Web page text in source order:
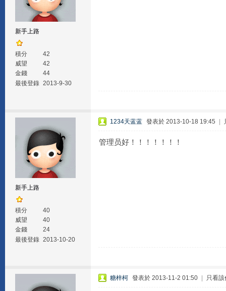
新手上路
積分
42
威望
42
金錢
44
最後登錄 2013-9-30
新手上路
積分
40
威望
40
金錢
24
最後登錄 2013-10-20
1234天蓝蓝 發表於 2013-10-18 19:45
管理员好！！！！！！！
糖梓柯 發表於 2013-11-2 01:50 只看該